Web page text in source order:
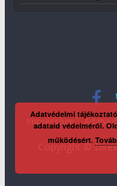
Impresszum
Copyright ©
Adatvédelmi
adataid védelméről.
működésért.